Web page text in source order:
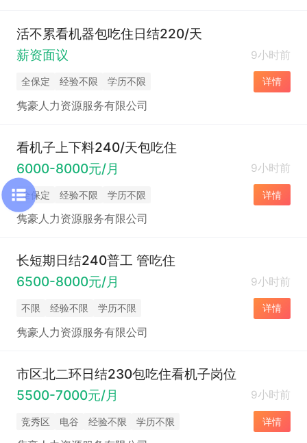
活不累看机器包吃住日结220/天
薪资面议
9小时前
全保定 经验不限 学历不限 详情
隽豪人力资源服务有限公司
看机子上下料240/天包吃住
6000-8000元/月
9小时前
全保定 经验不限 学历不限 详情
隽豪人力资源服务有限公司
长短期日结240普工 管吃住
6500-8000元/月
9小时前
不限 经验不限 学历不限 详情
隽豪人力资源服务有限公司
市区北二环日结230包吃住看机子岗位
5500-7000元/月
9小时前
竞秀区 电谷 经验不限 学历不限 详情